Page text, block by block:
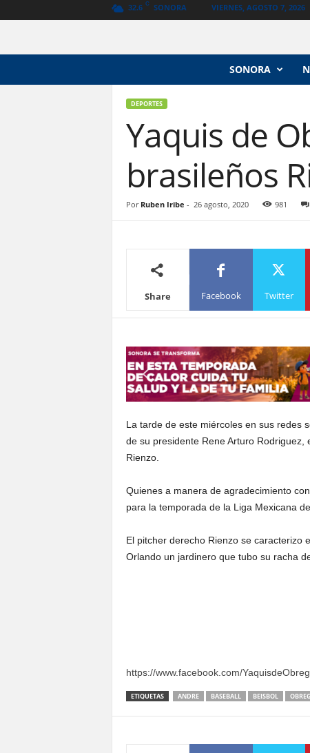
32.6 C SONORA VIERNES, AGOSTO 7, 2026
SONORA
DEPORTES
Yaquis de
brasileños
Por Ruben Iribe - 26 agosto, 2020 981
Share Facebook Twitter
La tarde de este miércoles en sus redes
de su presidente Rene Arturo
Rienzo.
Quienes a manera de agradecimiento
para la temporada de la Liga Mexicana
El pitcher derecho Rienzo se caracterizo
Orlando un jardinero que tubo su racha
https://www.facebook.com/
ETIQUETAS ANDRE BASEBALL BEISBOL